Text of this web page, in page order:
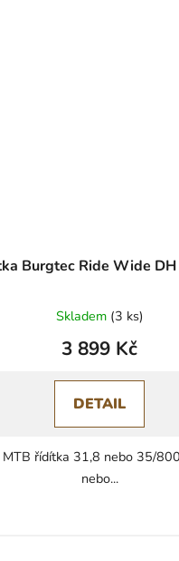
Burgtec Ride Wide
Skladem (3 ks)
3 899 Kč
DETAIL
MTB řídítka 31,8 nebo 35/
nebo...